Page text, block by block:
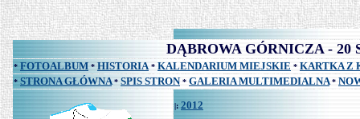
DĄBROWA GÓRNICZA -
* FOTOALBUM * HISTORIA * KALENDARIUM MIEJSKIE * KARTKA Z
* STRONA GŁÓWNA * SPIS STRON * GALERIA MULTIMEDIALNA *
|: 2012